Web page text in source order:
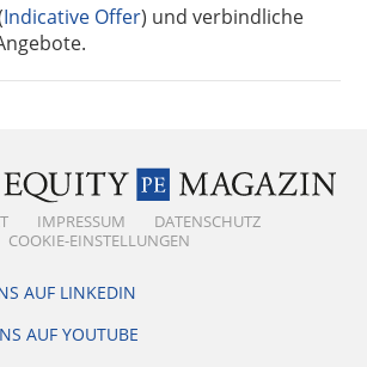
Indicative Offer) und verbindliche
IMPRESSUM
DATENSCHUTZ
COOKIE-EINSTELLUNGEN
AUF LINKEDIN
AUF YOUTUBE